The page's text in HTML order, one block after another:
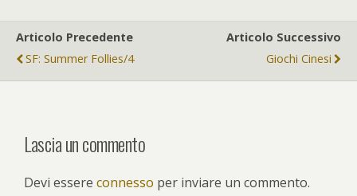
Articolo Precedente
SF: Summer Follies/4
Articolo Successivo
Giochi Cinesi
Lascia un commento
Devi essere connesso per inviare un commento.